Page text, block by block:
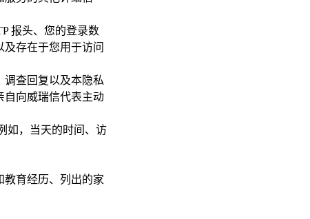
报头、您的登录数
存在于您用于访问
调查回复以及本隐私
自向威瑞信代表主动
如，当天的时间、访
教育经历、列出的家